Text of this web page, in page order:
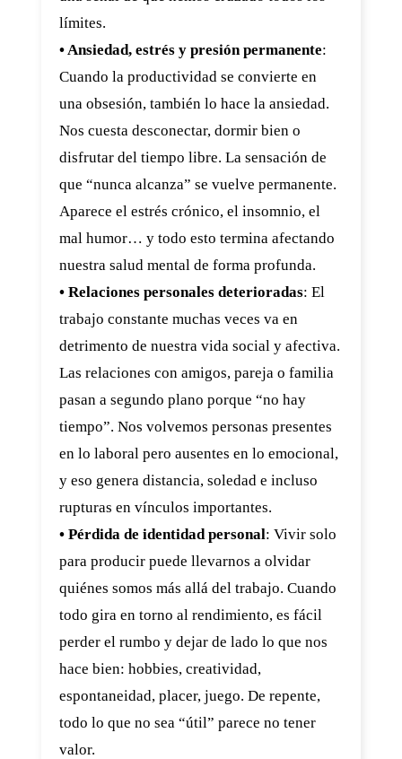
límites.
• Ansiedad, estrés y presión permanente:
Cuando la productividad se convierte en
una obsesión, también lo hace la ansiedad.
Nos cuesta desconectar, dormir bien o
disfrutar del tiempo libre. La sensación de
que “nunca alcanza” se vuelve permanente.
Aparece el estrés crónico, el insomnio, el
mal humor… y todo esto termina afectando
nuestra salud mental de forma profunda.
• Relaciones personales deterioradas: El
trabajo constante muchas veces va en
detrimento de nuestra vida social y afectiva.
Las relaciones con amigos, pareja o familia
pasan a segundo plano porque “no hay
tiempo”. Nos volvemos personas presentes
en lo laboral pero ausentes en lo emocional,
y eso genera distancia, soledad e incluso
rupturas en vínculos importantes.
• Pérdida de identidad personal: Vivir solo
para producir puede llevarnos a olvidar
quiénes somos más allá del trabajo. Cuando
todo gira en torno al rendimiento, es fácil
perder el rumbo y dejar de lado lo que nos
hace bien: hobbies, creatividad,
espontaneidad, placer, juego. De repente,
todo lo que no sea “útil” parece no tener
valor.